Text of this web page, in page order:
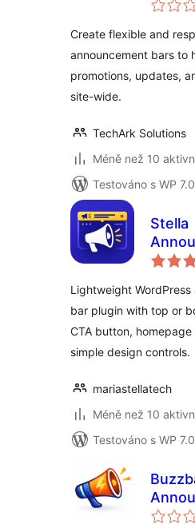
Create flexible and
announcement bars to
promotions, updates,
site-wide.
TechArk Solutions
Méně než 10
Testováno s WP
Stella
Lightweight
bar plugin with top or
CTA button,
simple design controls.
mariastellatech
Méně než 10
Testováno s WP